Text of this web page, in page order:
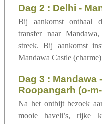
dag 2 : Delhi -
Bij aankomst onthaal
transfer naar
streek. Bij aankomst
Mandawa Castle
dag 3 : Mandawa - Samode -
Roopangarh (o-
Na het ontbijt bezoek
mooie haveli’s, rijke